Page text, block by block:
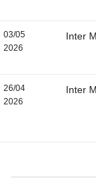
03/05
2026
Inter
26/04
2026
Inter